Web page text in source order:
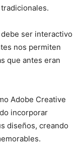
ser interactivo
nos permiten
que antes eran
Adobe Creative
incorporar
diseños, creando